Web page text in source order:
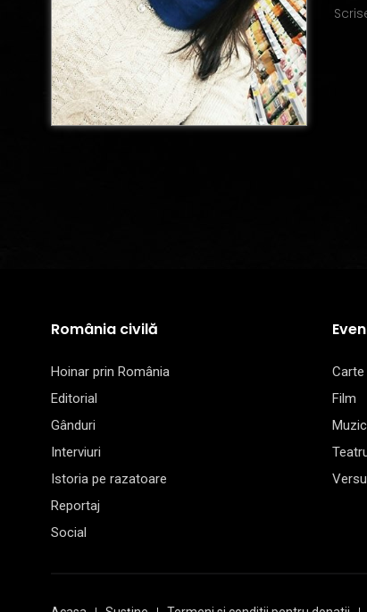
România civilă
Hoinar prin România
Editorial
Gânduri
Interviuri
Istoria pe razatoare
Reportaj
Social
Carte
Film